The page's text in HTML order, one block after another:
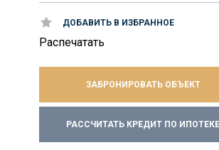
ДОБАВИТЬ В ИЗБРАННОЕ
Распечатать
ЗАБРОНИРОВАТЬ ОБЪЕКТ
РАССЧИТАТЬ КРЕДИТ ПО ИПОТЕКЕ